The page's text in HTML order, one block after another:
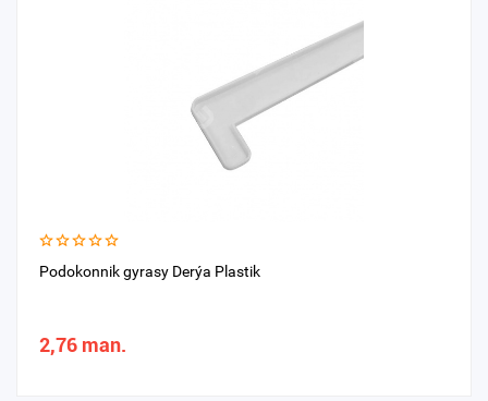
Podokonnik gyrasy Derýa Plastik
2,76 man.